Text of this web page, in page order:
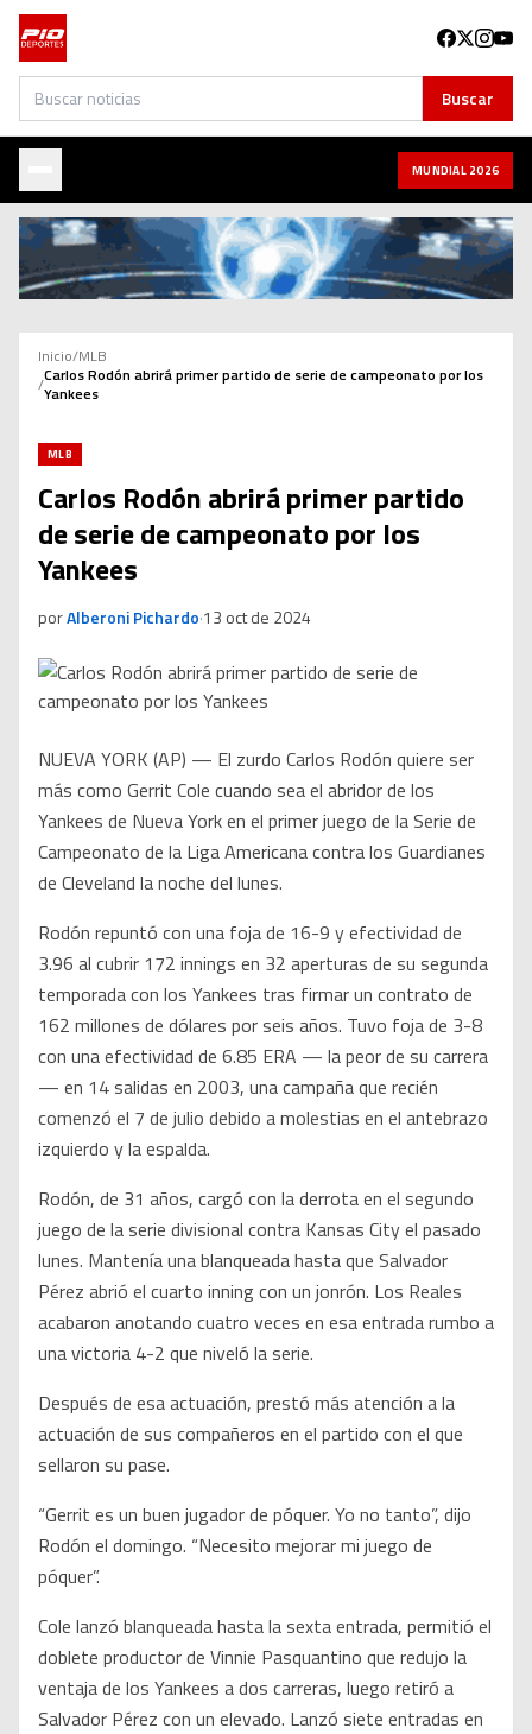
Buscar Buscar
MUNDIAL 2026
Inicio/MLB
/Carlos Rodón abrirá primer partido de serie de campeonato por los
Yankees
MLB
Carlos Rodón abrirá primer partido
de serie de campeonato por los
Yankees
porAlberoni Pichardo·13 oct de 2024
NUEVA YORK (AP) — El zurdo Carlos Rodón quiere ser
más como Gerrit Cole cuando sea el abridor de los
Yankees de Nueva York en el primer juego de la Serie de
Campeonato de la Liga Americana contra los Guardianes
de Cleveland la noche del lunes.
Rodón repuntó con una foja de 16-9 y efectividad de
3.96 al cubrir 172 innings en 32 aperturas de su segunda
temporada con los Yankees tras firmar un contrato de
162 millones de dólares por seis años. Tuvo foja de 3-8
con una efectividad de 6.85 ERA — la peor de su carrera
— en 14 salidas en 2003, una campaña que recién
comenzó el 7 de julio debido a molestias en el antebrazo
izquierdo y la espalda.
Rodón, de 31 años, cargó con la derrota en el segundo
juego de la serie divisional contra Kansas City el pasado
lunes. Mantenía una blanqueada hasta que Salvador
Pérez abrió el cuarto inning con un jonrón. Los Reales
acabaron anotando cuatro veces en esa entrada rumbo a
una victoria 4-2 que niveló la serie.
Después de esa actuación, prestó más atención a la
actuación de sus compañeros en el partido con el que
sellaron su pase.
“Gerrit es un buen jugador de póquer. Yo no tanto”, dijo
Rodón el domingo. “Necesito mejorar mi juego de
póquer”.
Cole lanzó blanqueada hasta la sexta entrada, permitió el
doblete productor de Vinnie Pasquantino que redujo la
ventaja de los Yankees a dos carreras, luego retiró a
Salvador Pérez con un elevado. Lanzó siete entradas en